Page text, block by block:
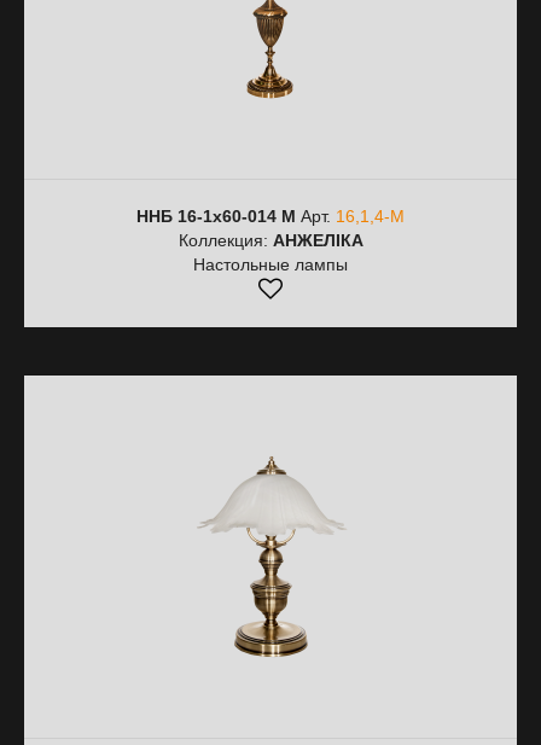
ННБ 16-1х60-014 M Арт. 16,1,4-M
Коллекция: АНЖЕЛІКА
Настольные лампы